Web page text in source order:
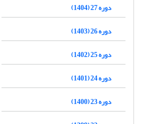
دوره 27 (1404)
دوره 26 (1403)
دوره 25 (1402)
دوره 24 (1401)
دوره 23 (1400)